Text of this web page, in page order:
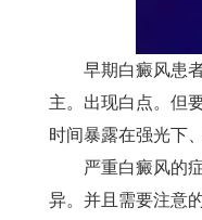
早期白癜风患者
主。出现白点。但
时间暴露在强光下
严重白癜风的症
异。并且需要注意